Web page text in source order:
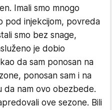
Imali smo mnogo
pod injekcijom, povreda
smo bez snage,
je dobio
da sam ponosan na
ponosan sam i na
da nam ovo obezbede.
ove sezone. Bili